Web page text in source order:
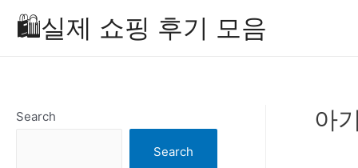
Skip
🛍️실제 쇼핑 후기 모음
Search
Search
아